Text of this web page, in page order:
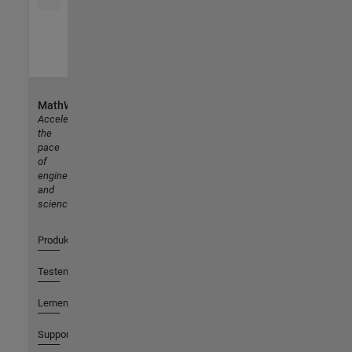
MathWorks
Accelerating
the
pace
of
engineering
and
science
Produkte
Testen oder Kaufen
Lernen
Support